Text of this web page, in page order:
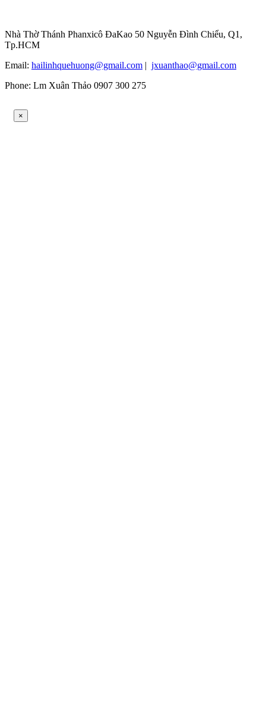
Nhà Thờ Thánh Phanxicô ĐaKao 50 Nguyễn Đình Chiểu, Q1,
Tp.HCM
Email: hailinhquehuong@gmail.com | jxuanthao@gmail.com
Phone: Lm Xuân Thảo 0907 300 275
×